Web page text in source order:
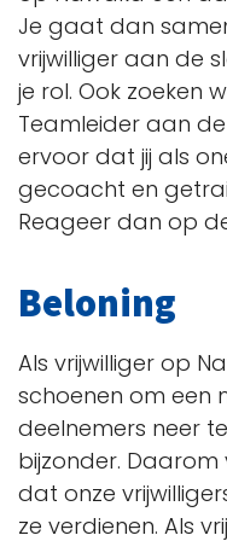
Je gaat dan
vrijwilliger aan de
je rol. Ook zoeken
Teamleider aan
ervoor dat jij als
gecoacht en
Reageer dan op
Beloning
Als vrijwilliger op
schoenen om een
deelnemers neer
bijzonder.
dat onze
ze verdienen. Als